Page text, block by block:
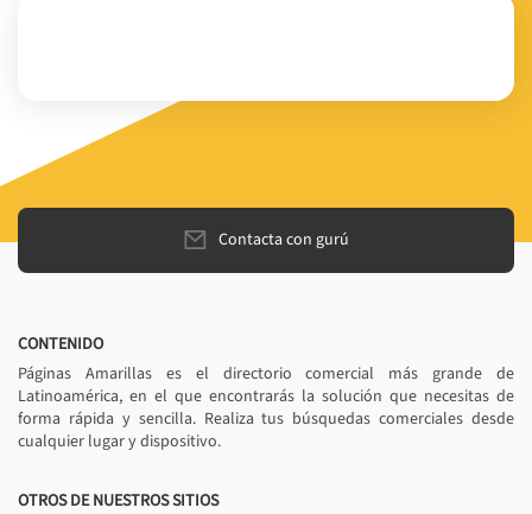
Contacta con gurú
CONTENIDO
Páginas Amarillas es el directorio comercial más grande de
Latinoamérica, en el que encontrarás la solución que necesitas de
forma rápida y sencilla. Realiza tus búsquedas comerciales desde
cualquier lugar y dispositivo.
OTROS DE NUESTROS SITIOS